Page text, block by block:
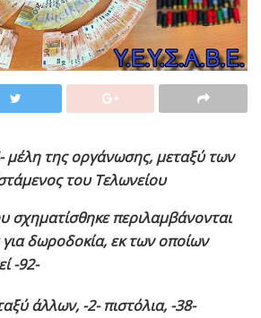
μέλη της οργάνωσης, μεταξύ των
του Τελωνείου
σχηματίσθηκε περιλαμβάνονται
δωροδοκία, εκ των οποίων
-92-
άλλων, -2- πιστόλια, -38-